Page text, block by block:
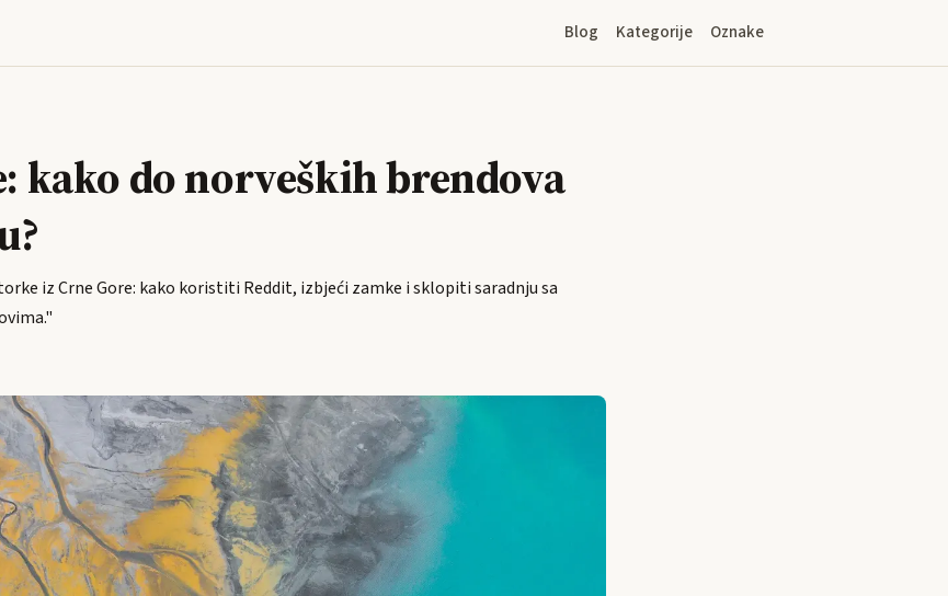
Blog Kategorije Oznake
kako do norveških brendova
iz Crne Gore: kako koristiti Reddit, izbjeći zamke i sklopiti saradnju sa